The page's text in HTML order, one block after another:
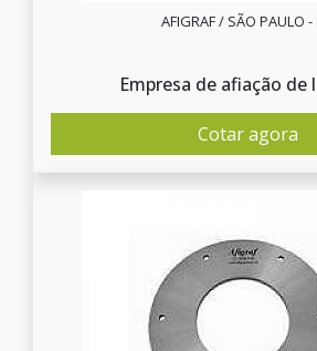
AFIGRAF / SÃO PAULO -
Empresa de afiação de
Cotar agora